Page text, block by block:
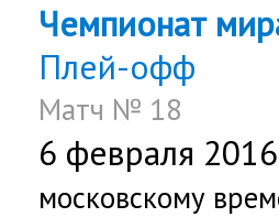
Чемпионат
Плей-офф
Матч № 18
6 февраля
московскому